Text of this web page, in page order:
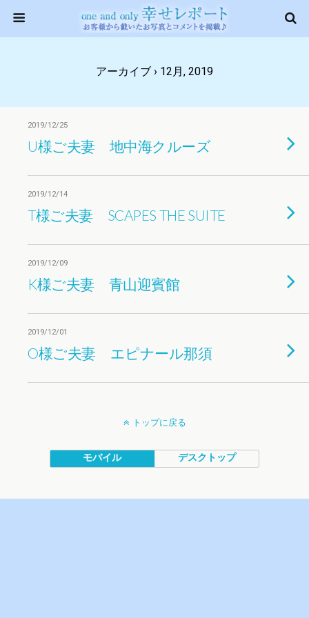
アーカイブ › 12月, 2019
2019/12/25
U様ご夫妻 地中海クルーズ
2019/12/14
T様ご夫妻 SCAPES THE SUITE
2019/12/09
K様ご夫妻 青山迎賓館
2019/12/01
O様ご夫妻 エピナール那須
トップに戻る
モバイル デスクトップ